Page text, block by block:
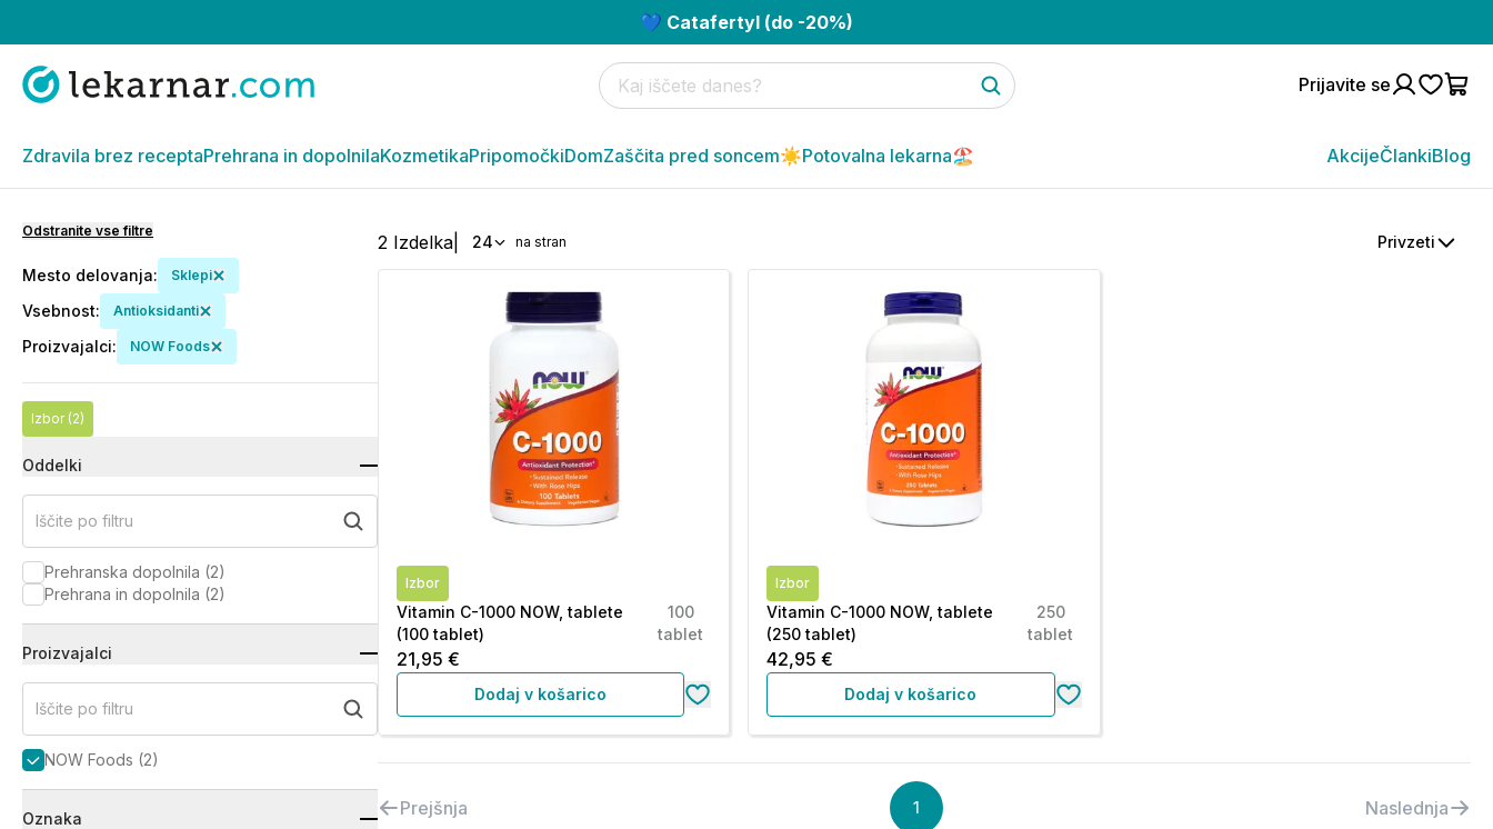
💙 Catafertyl (do -20%)
Prijavite se
Zdravila brez receptaPrehrana in dopolnilaKozmetikaPripomočkiDomZaščita pred soncem☀️Potovalna lekarna🏖️ AkcijeČlankiBlog
Odstranite vse filtre
Mesto delovanja: Sklepi
Vsebnost: Antioksidanti
Proizvajalci: NOW Foods
Izbor (2)
Oddelki
Iščite po filtru
Prehranska dopolnila (2)
Prehrana in dopolnila (2)
Proizvajalci
Iščite po filtru
NOW Foods (2)
Oznaka
2 Izdelka 24 na stran Privzeti
Izbor
Vitamin C-1000 NOW, tablete
(100 tablet)
100
tablet
21,95 €
Dodaj v košarico
Izbor
Vitamin C-1000 NOW, tablete
(250 tablet)
250
tablet
42,95 €
Dodaj v košarico
Prejšnja 1 Naslednja